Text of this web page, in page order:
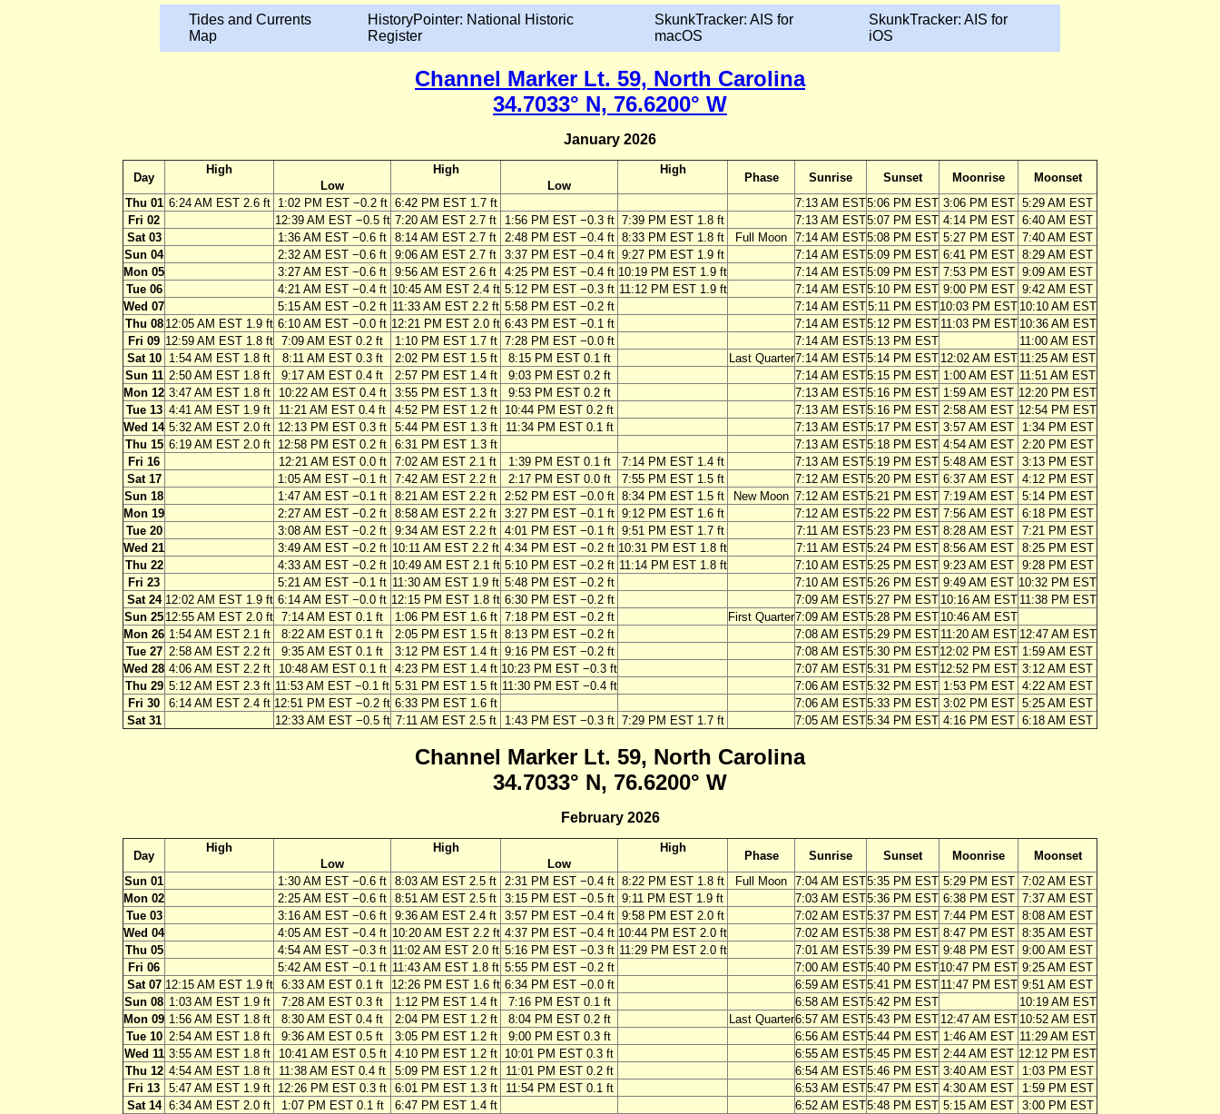
Tides and Currents
Map
HistoryPointer: National Historic
Register
SkunkTracker: AIS for
macOS
SkunkTracker: AIS for
iOS
Channel Marker Lt. 59, North Carolina
34.7033° N, 76.6200° W
January 2026
Day
High
Low
High
Low
High
Phase Sunrise Sunset Moonrise
Moonset
Thu 01 6:24 AM EST 2.6 ft 1:02 PM EST −0.2 ft 6:42 PM EST 1.7 ft 7:13 AM EST5:06 PM EST 3:06 PM EST 5:29 AM EST
Fri 02
12:39 AM EST −0.5 ft 7:20 AM EST 2.7 ft 1:56 PM EST −0.3 ft 7:39 PM EST 1.8 ft 7:13 AM EST5:07 PM EST 4:14 PM EST 6:40 AM EST
Sat 03
1:36 AM EST −0.6 ft 8:14 AM EST 2.7 ft 2:48 PM EST −0.4 ft 8:33 PM EST 1.8 ft Full Moon 7:14 AM EST5:08 PM EST 5:27 PM EST 7:40 AM EST
Sun 04
2:32 AM EST −0.6 ft 9:06 AM EST 2.7 ft 3:37 PM EST −0.4 ft 9:27 PM EST 1.9 ft 7:14 AM EST5:09 PM EST 6:41 PM EST 8:29 AM EST
Mon 05
3:27 AM EST −0.6 ft 9:56 AM EST 2.6 ft 4:25 PM EST −0.4 ft 10:19 PM EST 1.9 ft 7:14 AM EST5:09 PM EST 7:53 PM EST 9:09 AM EST
Tue 06
4:21 AM EST −0.4 ft 10:45 AM EST 2.4 ft 5:12 PM EST −0.3 ft 11:12 PM EST 1.9 ft 7:14 AM EST5:10 PM EST 9:00 PM EST 9:42 AM EST
Wed 07
5:15 AM EST −0.2 ft 11:33 AM EST 2.2 ft 5:58 PM EST −0.2 ft 7:14 AM EST5:11 PM EST10:03 PM EST 10:10 AM EST
Thu 08 12:05 AM EST 1.9 ft 6:10 AM EST −0.0 ft 12:21 PM EST 2.0 ft 6:43 PM EST −0.1 ft 7:14 AM EST5:12 PM EST 11:03 PM EST 10:36 AM EST
Fri 09 12:59 AM EST 1.8 ft 7:09 AM EST 0.2 ft 1:10 PM EST 1.7 ft 7:28 PM EST −0.0 ft 7:14 AM EST5:13 PM EST
11:00 AM EST
Sat 10
1:54 AM EST 1.8 ft 8:11 AM EST 0.3 ft 2:02 PM EST 1.5 ft 8:15 PM EST 0.1 ft Last Quarter7:14 AM EST5:14 PM EST 12:02 AM EST 11:25 AM EST
Sun 11 2:50 AM EST 1.8 ft 9:17 AM EST 0.4 ft 2:57 PM EST 1.4 ft 9:03 PM EST 0.2 ft 7:14 AM EST5:15 PM EST 1:00 AM EST 11:51 AM EST
Mon 12 3:47 AM EST 1.8 ft 10:22 AM EST 0.4 ft 3:55 PM EST 1.3 ft 9:53 PM EST 0.2 ft 7:13 AM EST5:16 PM EST 1:59 AM EST 12:20 PM EST
Tue 13 4:41 AM EST 1.9 ft 11:21 AM EST 0.4 ft 4:52 PM EST 1.2 ft 10:44 PM EST 0.2 ft 7:13 AM EST5:16 PM EST 2:58 AM EST 12:54 PM EST
Wed 14 5:32 AM EST 2.0 ft 12:13 PM EST 0.3 ft 5:44 PM EST 1.3 ft 11:34 PM EST 0.1 ft 7:13 AM EST5:17 PM EST 3:57 AM EST
1:34 PM EST
Thu 15 6:19 AM EST 2.0 ft 12:58 PM EST 0.2 ft 6:31 PM EST 1.3 ft 7:13 AM EST5:18 PM EST 4:54 AM EST 2:20 PM EST
Fri 16
12:21 AM EST 0.0 ft 7:02 AM EST 2.1 ft 1:39 PM EST 0.1 ft 7:14 PM EST 1.4 ft 7:13 AM EST5:19 PM EST 5:48 AM EST 3:13 PM EST
Sat 17
1:05 AM EST −0.1 ft 7:42 AM EST 2.2 ft 2:17 PM EST 0.0 ft 7:55 PM EST 1.5 ft 7:12 AM EST5:20 PM EST 6:37 AM EST 4:12 PM EST
Sun 18
1:47 AM EST −0.1 ft 8:21 AM EST 2.2 ft 2:52 PM EST −0.0 ft 8:34 PM EST 1.5 ft New Moon 7:12 AM EST5:21 PM EST 7:19 AM EST 5:14 PM EST
Mon 19
2:27 AM EST −0.2 ft 8:58 AM EST 2.2 ft 3:27 PM EST −0.1 ft 9:12 PM EST 1.6 ft 7:12 AM EST5:22 PM EST 7:56 AM EST 6:18 PM EST
Tue 20
3:08 AM EST −0.2 ft 9:34 AM EST 2.2 ft 4:01 PM EST −0.1 ft 9:51 PM EST 1.7 ft 7:11 AM EST5:23 PM EST 8:28 AM EST 7:21 PM EST
Wed 21
3:49 AM EST −0.2 ft 10:11 AM EST 2.2 ft 4:34 PM EST −0.2 ft 10:31 PM EST 1.8 ft 7:11 AM EST5:24 PM EST 8:56 AM EST 8:25 PM EST
Thu 22
4:33 AM EST −0.2 ft 10:49 AM EST 2.1 ft 5:10 PM EST −0.2 ft 11:14 PM EST 1.8 ft 7:10 AM EST5:25 PM EST 9:23 AM EST 9:28 PM EST
Fri 23
5:21 AM EST −0.1 ft 11:30 AM EST 1.9 ft 5:48 PM EST −0.2 ft 7:10 AM EST5:26 PM EST 9:49 AM EST 10:32 PM EST
Sat 24 12:02 AM EST 1.9 ft 6:14 AM EST −0.0 ft 12:15 PM EST 1.8 ft 6:30 PM EST −0.2 ft 7:09 AM EST5:27 PM EST 10:16 AM EST 11:38 PM EST
Sun 25 12:55 AM EST 2.0 ft 7:14 AM EST 0.1 ft 1:06 PM EST 1.6 ft 7:18 PM EST −0.2 ft First Quarter7:09 AM EST5:28 PM EST 10:46 AM EST
Mon 26 1:54 AM EST 2.1 ft 8:22 AM EST 0.1 ft 2:05 PM EST 1.5 ft 8:13 PM EST −0.2 ft 7:08 AM EST5:29 PM EST 11:20 AM EST 12:47 AM EST
Tue 27 2:58 AM EST 2.2 ft 9:35 AM EST 0.1 ft 3:12 PM EST 1.4 ft 9:16 PM EST −0.2 ft 7:08 AM EST5:30 PM EST12:02 PM EST 1:59 AM EST
Wed 28 4:06 AM EST 2.2 ft 10:48 AM EST 0.1 ft 4:23 PM EST 1.4 ft 10:23 PM EST −0.3 ft 7:07 AM EST5:31 PM EST12:52 PM EST 3:12 AM EST
Thu 29 5:12 AM EST 2.3 ft 11:53 AM EST −0.1 ft 5:31 PM EST 1.5 ft 11:30 PM EST −0.4 ft 7:06 AM EST5:32 PM EST 1:53 PM EST 4:22 AM EST
Fri 30
6:14 AM EST 2.4 ft 12:51 PM EST −0.2 ft 6:33 PM EST 1.6 ft 7:06 AM EST5:33 PM EST 3:02 PM EST 5:25 AM EST
Sat 31
12:33 AM EST −0.5 ft 7:11 AM EST 2.5 ft 1:43 PM EST −0.3 ft 7:29 PM EST 1.7 ft 7:05 AM EST5:34 PM EST 4:16 PM EST 6:18 AM EST
Channel Marker Lt. 59, North Carolina
34.7033° N, 76.6200° W
February 2026
Day
High
Low
High
Low
High
Phase Sunrise Sunset Moonrise
Moonset
Sun 01
1:30 AM EST −0.6 ft 8:03 AM EST 2.5 ft 2:31 PM EST −0.4 ft 8:22 PM EST 1.8 ft Full Moon 7:04 AM EST5:35 PM EST 5:29 PM EST 7:02 AM EST
Mon 02
2:25 AM EST −0.6 ft 8:51 AM EST 2.5 ft 3:15 PM EST −0.5 ft 9:11 PM EST 1.9 ft 7:03 AM EST5:36 PM EST 6:38 PM EST 7:37 AM EST
Tue 03
3:16 AM EST −0.6 ft 9:36 AM EST 2.4 ft 3:57 PM EST −0.4 ft 9:58 PM EST 2.0 ft 7:02 AM EST5:37 PM EST 7:44 PM EST 8:08 AM EST
Wed 04
4:05 AM EST −0.4 ft 10:20 AM EST 2.2 ft 4:37 PM EST −0.4 ft 10:44 PM EST 2.0 ft 7:02 AM EST5:38 PM EST 8:47 PM EST 8:35 AM EST
Thu 05
4:54 AM EST −0.3 ft 11:02 AM EST 2.0 ft 5:16 PM EST −0.3 ft 11:29 PM EST 2.0 ft 7:01 AM EST5:39 PM EST 9:48 PM EST 9:00 AM EST
Fri 06
5:42 AM EST −0.1 ft 11:43 AM EST 1.8 ft 5:55 PM EST −0.2 ft 7:00 AM EST5:40 PM EST10:47 PM EST 9:25 AM EST
Sat 07 12:15 AM EST 1.9 ft 6:33 AM EST 0.1 ft 12:26 PM EST 1.6 ft 6:34 PM EST −0.0 ft 6:59 AM EST5:41 PM EST 11:47 PM EST 9:51 AM EST
Sun 08 1:03 AM EST 1.9 ft 7:28 AM EST 0.3 ft 1:12 PM EST 1.4 ft 7:16 PM EST 0.1 ft 6:58 AM EST5:42 PM EST
10:19 AM EST
Mon 09 1:56 AM EST 1.8 ft 8:30 AM EST 0.4 ft 2:04 PM EST 1.2 ft 8:04 PM EST 0.2 ft Last Quarter6:57 AM EST5:43 PM EST 12:47 AM EST 10:52 AM EST
Tue 10 2:54 AM EST 1.8 ft 9:36 AM EST 0.5 ft 3:05 PM EST 1.2 ft 9:00 PM EST 0.3 ft 6:56 AM EST5:44 PM EST 1:46 AM EST 11:29 AM EST
Wed 11 3:55 AM EST 1.8 ft 10:41 AM EST 0.5 ft 4:10 PM EST 1.2 ft 10:01 PM EST 0.3 ft 6:55 AM EST5:45 PM EST 2:44 AM EST 12:12 PM EST
Thu 12 4:54 AM EST 1.8 ft 11:38 AM EST 0.4 ft 5:09 PM EST 1.2 ft 11:01 PM EST 0.2 ft 6:54 AM EST5:46 PM EST 3:40 AM EST
1:03 PM EST
Fri 13
5:47 AM EST 1.9 ft 12:26 PM EST 0.3 ft 6:01 PM EST 1.3 ft 11:54 PM EST 0.1 ft 6:53 AM EST5:47 PM EST 4:30 AM EST
1:59 PM EST
Sat 14 6:34 AM EST 2.0 ft 1:07 PM EST 0.1 ft 6:47 PM EST 1.4 ft 6:52 AM EST5:48 PM EST 5:15 AM EST 3:00 PM EST